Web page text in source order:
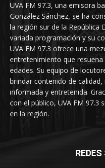
UVA FM 97.3, una emisora
González Sánchez, se ha
la región sur de la República
variada programación y su
UVA FM 97.3 ofrece una
entretenimiento que
edades. Su equipo de
brindar contenido de
informada y entretenida.
con el público, UVA FM 97.3
en la región.